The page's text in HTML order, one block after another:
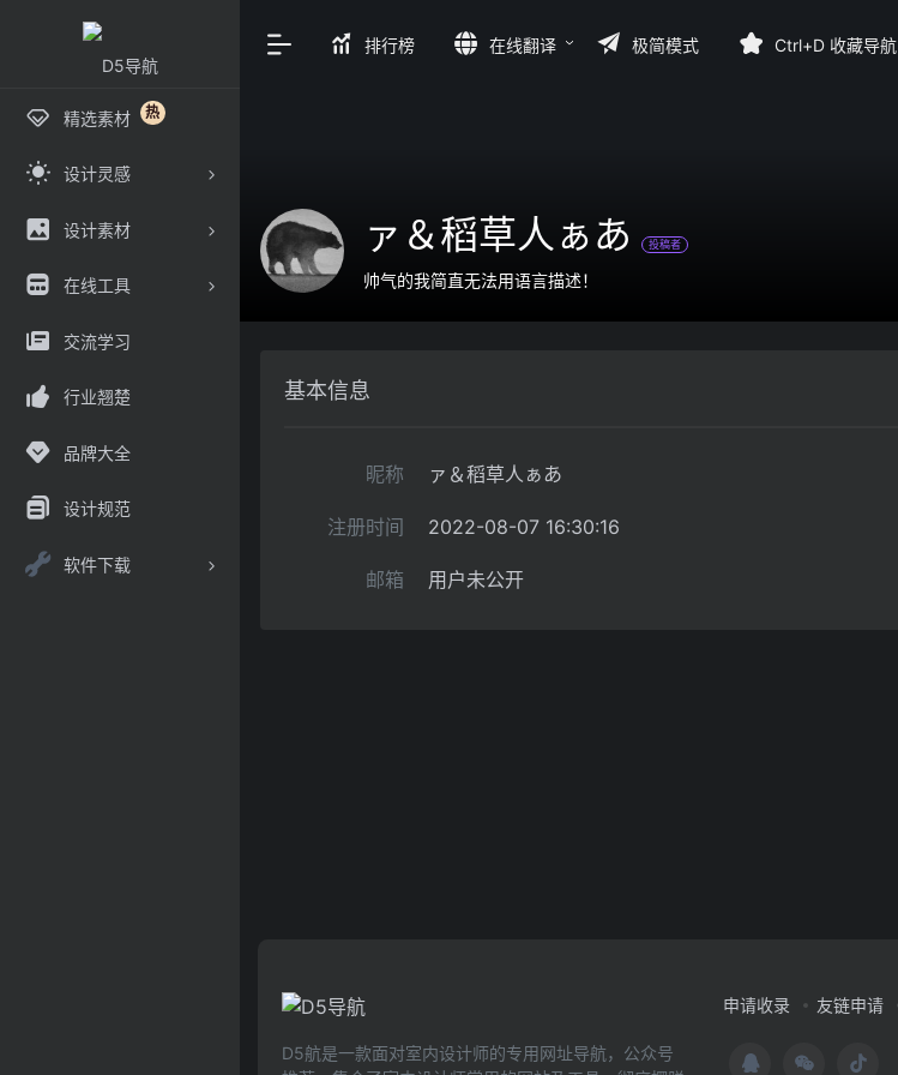
精选素材 热
设计灵感
设计素材
在线工具
交流学习
行业翘楚
品牌大全
设计规范
软件下载
排行榜 在线翻译 极简模式 Ctrl+D 收藏导航
ァ＆稻草人ぁあ 投稿者
帅气的我简直无法用语言描述！
基本信息
昵称 ァ＆稻草人ぁあ
注册时间 2022-08-07 16:30:16
邮箱 用户未公开
D5航是一款面对室内设计师的专用网址导航，公众号
申请收录 友链申请